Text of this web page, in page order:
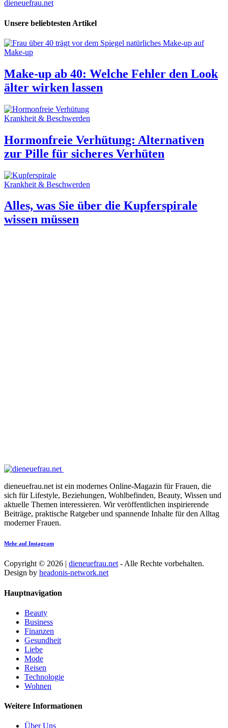
dieneuefrau.net
Unsere beliebtesten Artikel
Make-up
Make-up ab 40: Welche Fehler den Look
älter wirken lassen
Krankheit & Beschwerden
Hormonfreie Verhütung: Alternativen
zur Pille für sicheres Verhüten
Krankheit & Beschwerden
Alles, was Sie über die Kupferspirale
wissen müssen
dieneuefrau.net ist ein modernes Online-Magazin für Frauen, die
sich für Lifestyle, Beziehungen, Wohlbefinden, Beauty, Wissen und
aktuelle Themen interessieren. Wir veröffentlichen inspirierende
Beiträge, praktische Ratgeber und spannende Inhalte für den Alltag
moderner Frauen.
Mehr auf Instagram
Copyright © 2026 | dieneuefrau.net - Alle Rechte vorbehalten.
Design by headonis-network.net
Hauptnavigation
Beauty
Business
Finanzen
Gesundheit
Liebe
Mode
Reisen
Technologie
Wohnen
Weitere Informationen
Über Uns